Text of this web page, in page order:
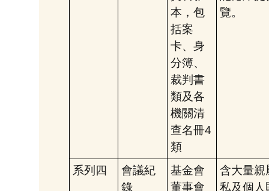
本，包
括案
卡、身
分簿、
裁判書
類及各
機關清
查名冊4
類
覽。
系列四
會議紀
錄
基金會
董事會
含大量親
私及個人